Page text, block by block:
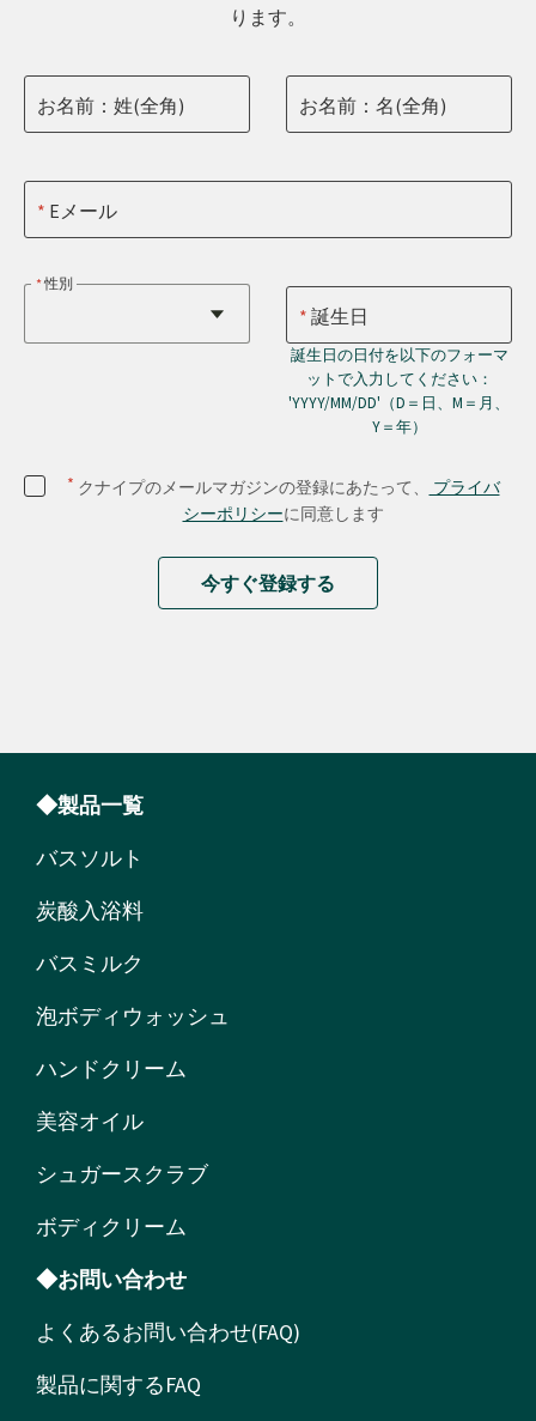
ります。
お名前：姓(全角) お名前：名(全角)
Eメール
性別
誕生日
誕生日の日付を以下のフォーマ
ットで入力してください：
'YYYY/MM/DD'（D＝日、M＝月、
Y＝年）
* クナイプのメールマガジンの登録にあたって、
プライバ
シーポリシーに同意します
今すぐ登録する
◆製品一覧
バスソルト
炭酸入浴料
バスミルク
泡ボディウォッシュ
ハンドクリーム
美容オイル
シュガースクラブ
ボディクリーム
◆お問い合わせ
よくあるお問い合わせ(FAQ)
製品に関するFAQ